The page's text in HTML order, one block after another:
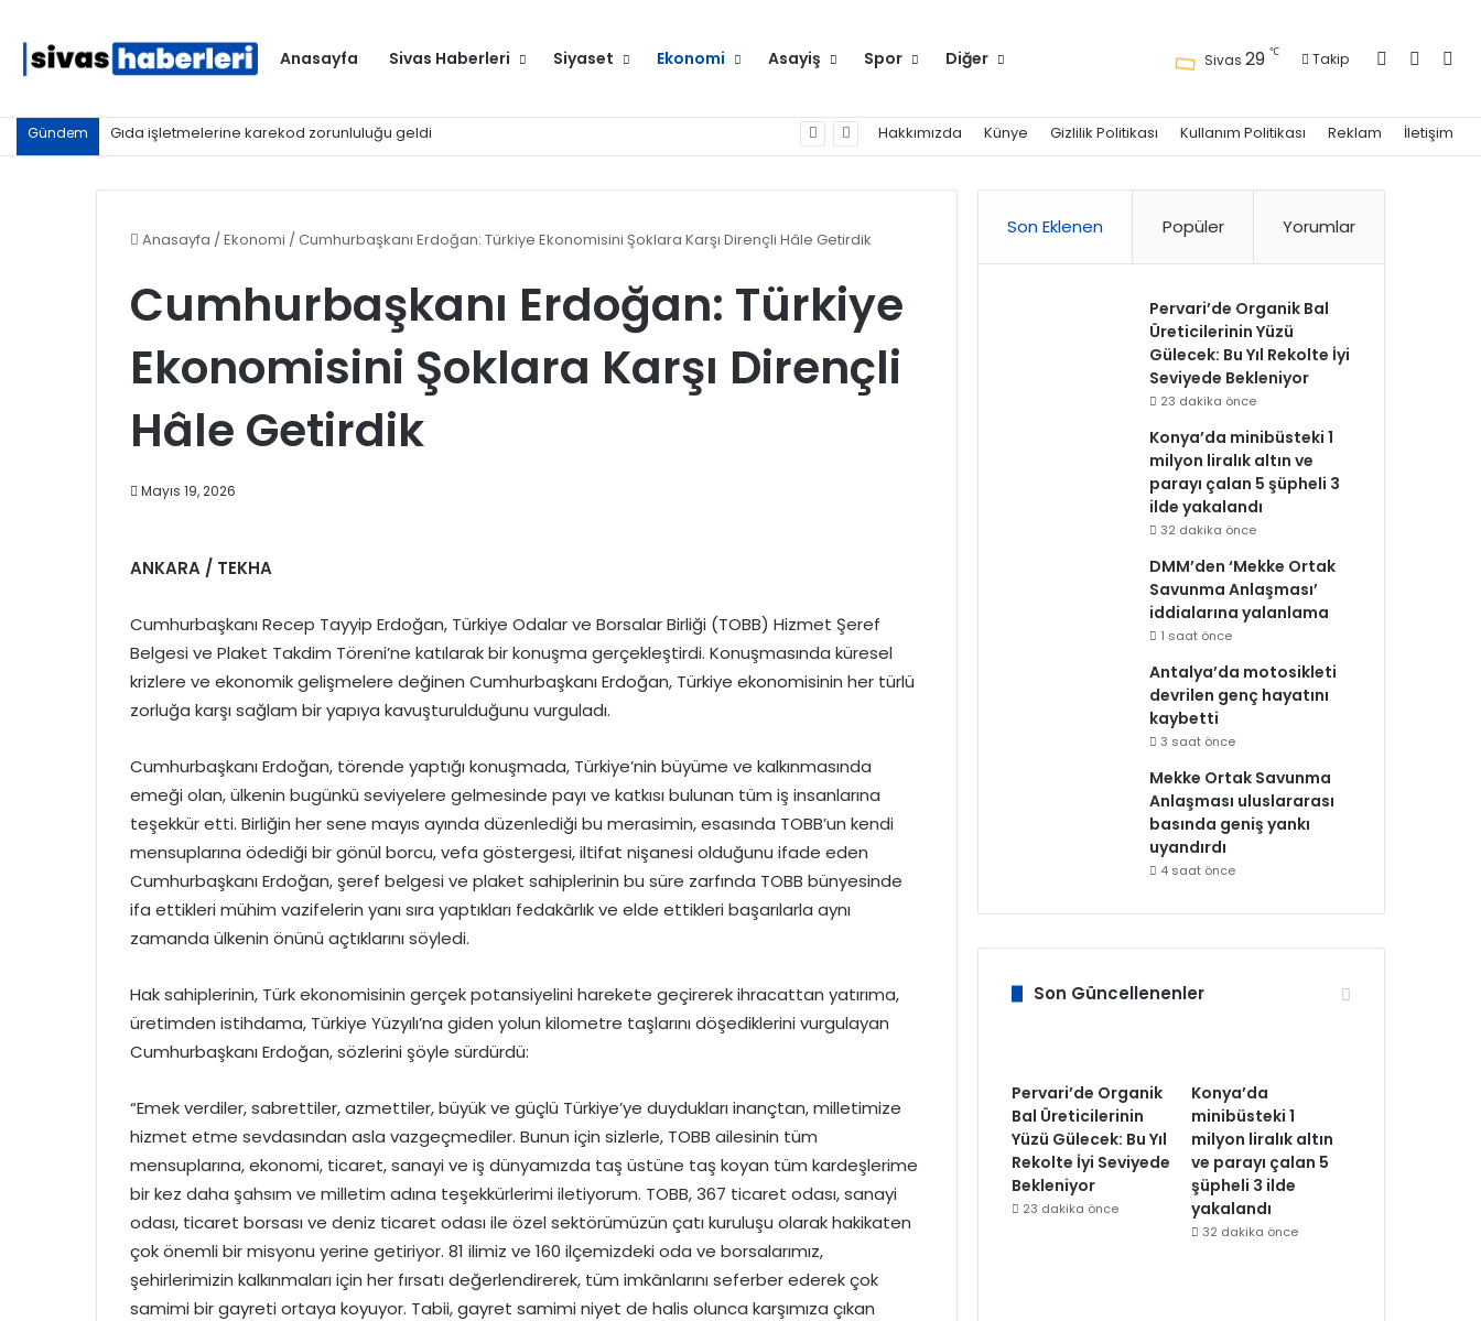
Anasayfa Sivas Haberleri Siyaset Ekonomi Asayiş Spor Diğer Sivas 29 ℃ Takip Kayıt Ol
Gündem Gıda işletmelerine karekod zorunluluğu geldi Hakkımızda Künye Gizlilik Politikası Kullanım Politikası Reklam İletişim
Anasayfa /Ekonomi /Cumhurbaşkanı Erdoğan: Türkiye Ekonomisini Şoklara Karşı Dirençli Hâle Getirdik
Cumhurbaşkanı Erdoğan: Türkiye
Ekonomisini Şoklara Karşı Dirençli
Hâle Getirdik
Mayıs 19, 2026
ANKARA / TEKHA
Cumhurbaşkanı Recep Tayyip Erdoğan, Türkiye Odalar ve Borsalar Birliği (TOBB) Hizmet Şeref
Belgesi ve Plaket Takdim Töreni’ne katılarak bir konuşma gerçekleştirdi. Konuşmasında küresel
krizlere ve ekonomik gelişmelere değinen Cumhurbaşkanı Erdoğan, Türkiye ekonomisinin her türlü
zorluğa karşı sağlam bir yapıya kavuşturulduğunu vurguladı.
Cumhurbaşkanı Erdoğan, törende yaptığı konuşmada, Türkiye’nin büyüme ve kalkınmasında
emeği olan, ülkenin bugünkü seviyelere gelmesinde payı ve katkısı bulunan tüm iş insanlarına
teşekkür etti. Birliğin her sene mayıs ayında düzenlediği bu merasimin, esasında TOBB’un kendi
mensuplarına ödediği bir gönül borcu, vefa göstergesi, iltifat nişanesi olduğunu ifade eden
Cumhurbaşkanı Erdoğan, şeref belgesi ve plaket sahiplerinin bu süre zarfında TOBB bünyesinde
ifa ettikleri mühim vazifelerin yanı sıra yaptıkları fedakârlık ve elde ettikleri başarılarla aynı
zamanda ülkenin önünü açtıklarını söyledi.
Hak sahiplerinin, Türk ekonomisinin gerçek potansiyelini harekete geçirerek ihracattan yatırıma,
üretimden istihdama, Türkiye Yüzyılı’na giden yolun kilometre taşlarını döşediklerini vurgulayan
Cumhurbaşkanı Erdoğan, sözlerini şöyle sürdürdü:
“Emek verdiler, sabrettiler, azmettiler, büyük ve güçlü Türkiye’ye duydukları inançtan, milletimize
hizmet etme sevdasından asla vazgeçmediler. Bunun için sizlerle, TOBB ailesinin tüm
mensuplarına, ekonomi, ticaret, sanayi ve iş dünyamızda taş üstüne taş koyan tüm kardeşlerime
bir kez daha şahsım ve milletim adına teşekkürlerimi iletiyorum. TOBB, 367 ticaret odası, sanayi
odası, ticaret borsası ve deniz ticaret odası ile özel sektörümüzün çatı kuruluşu olarak hakikaten
çok önemli bir misyonu yerine getiriyor. 81 ilimiz ve 160 ilçemizdeki oda ve borsalarımız,
şehirlerimizin kalkınmaları için her fırsatı değerlendirerek, tüm imkânlarını seferber ederek çok
samimi bir gayreti ortaya koyuyor. Tabii, gayret samimi niyet de halis olunca karşımıza çıkan
Son Eklenen Popüler Yorumlar
Pervari’de Organik Bal
Üreticilerinin Yüzü
Gülecek: Bu Yıl Rekolte İyi
Seviyede Bekleniyor
23 dakika önce
Konya’da minibüsteki 1
milyon liralık altın ve
parayı çalan 5 şüpheli 3
ilde yakalandı
32 dakika önce
DMM’den ‘Mekke Ortak
Savunma Anlaşması’
iddialarına yalanlama
1 saat önce
Antalya’da motosikleti
devrilen genç hayatını
kaybetti
3 saat önce
Mekke Ortak Savunma
Anlaşması uluslararası
basında geniş yankı
uyandırdı
4 saat önce
Son Güncellenenler
Pervari’de Organik
Bal Üreticilerinin
Yüzü Gülecek: Bu Yıl
Rekolte İyi Seviyede
Bekleniyor
23 dakika önce
Konya’da
minibüsteki 1
milyon liralık altın
ve parayı çalan 5
şüpheli 3 ilde
yakalandı
32 dakika önce